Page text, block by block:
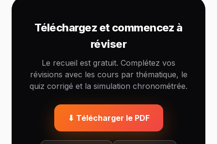
Téléchargez et commencez à
réviser
Le recueil est gratuit. Complétez vos
révisions avec les cours par thématique, le
quiz corrigé et la simulation chronométrée.
⬇ Télécharger le PDF